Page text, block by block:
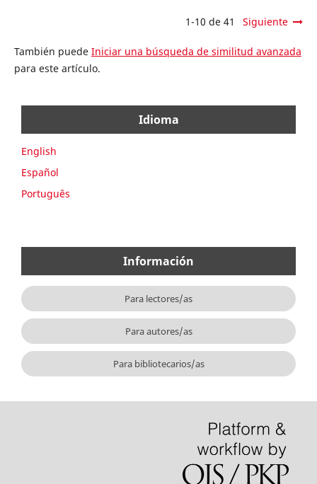
1-10 de 41 Siguiente
También puede Iniciar una búsqueda de similitud avanzada
para este artículo.
Idioma
English
Español
Português
Información
Para lectores/as
Para autores/as
Para bibliotecarios/as